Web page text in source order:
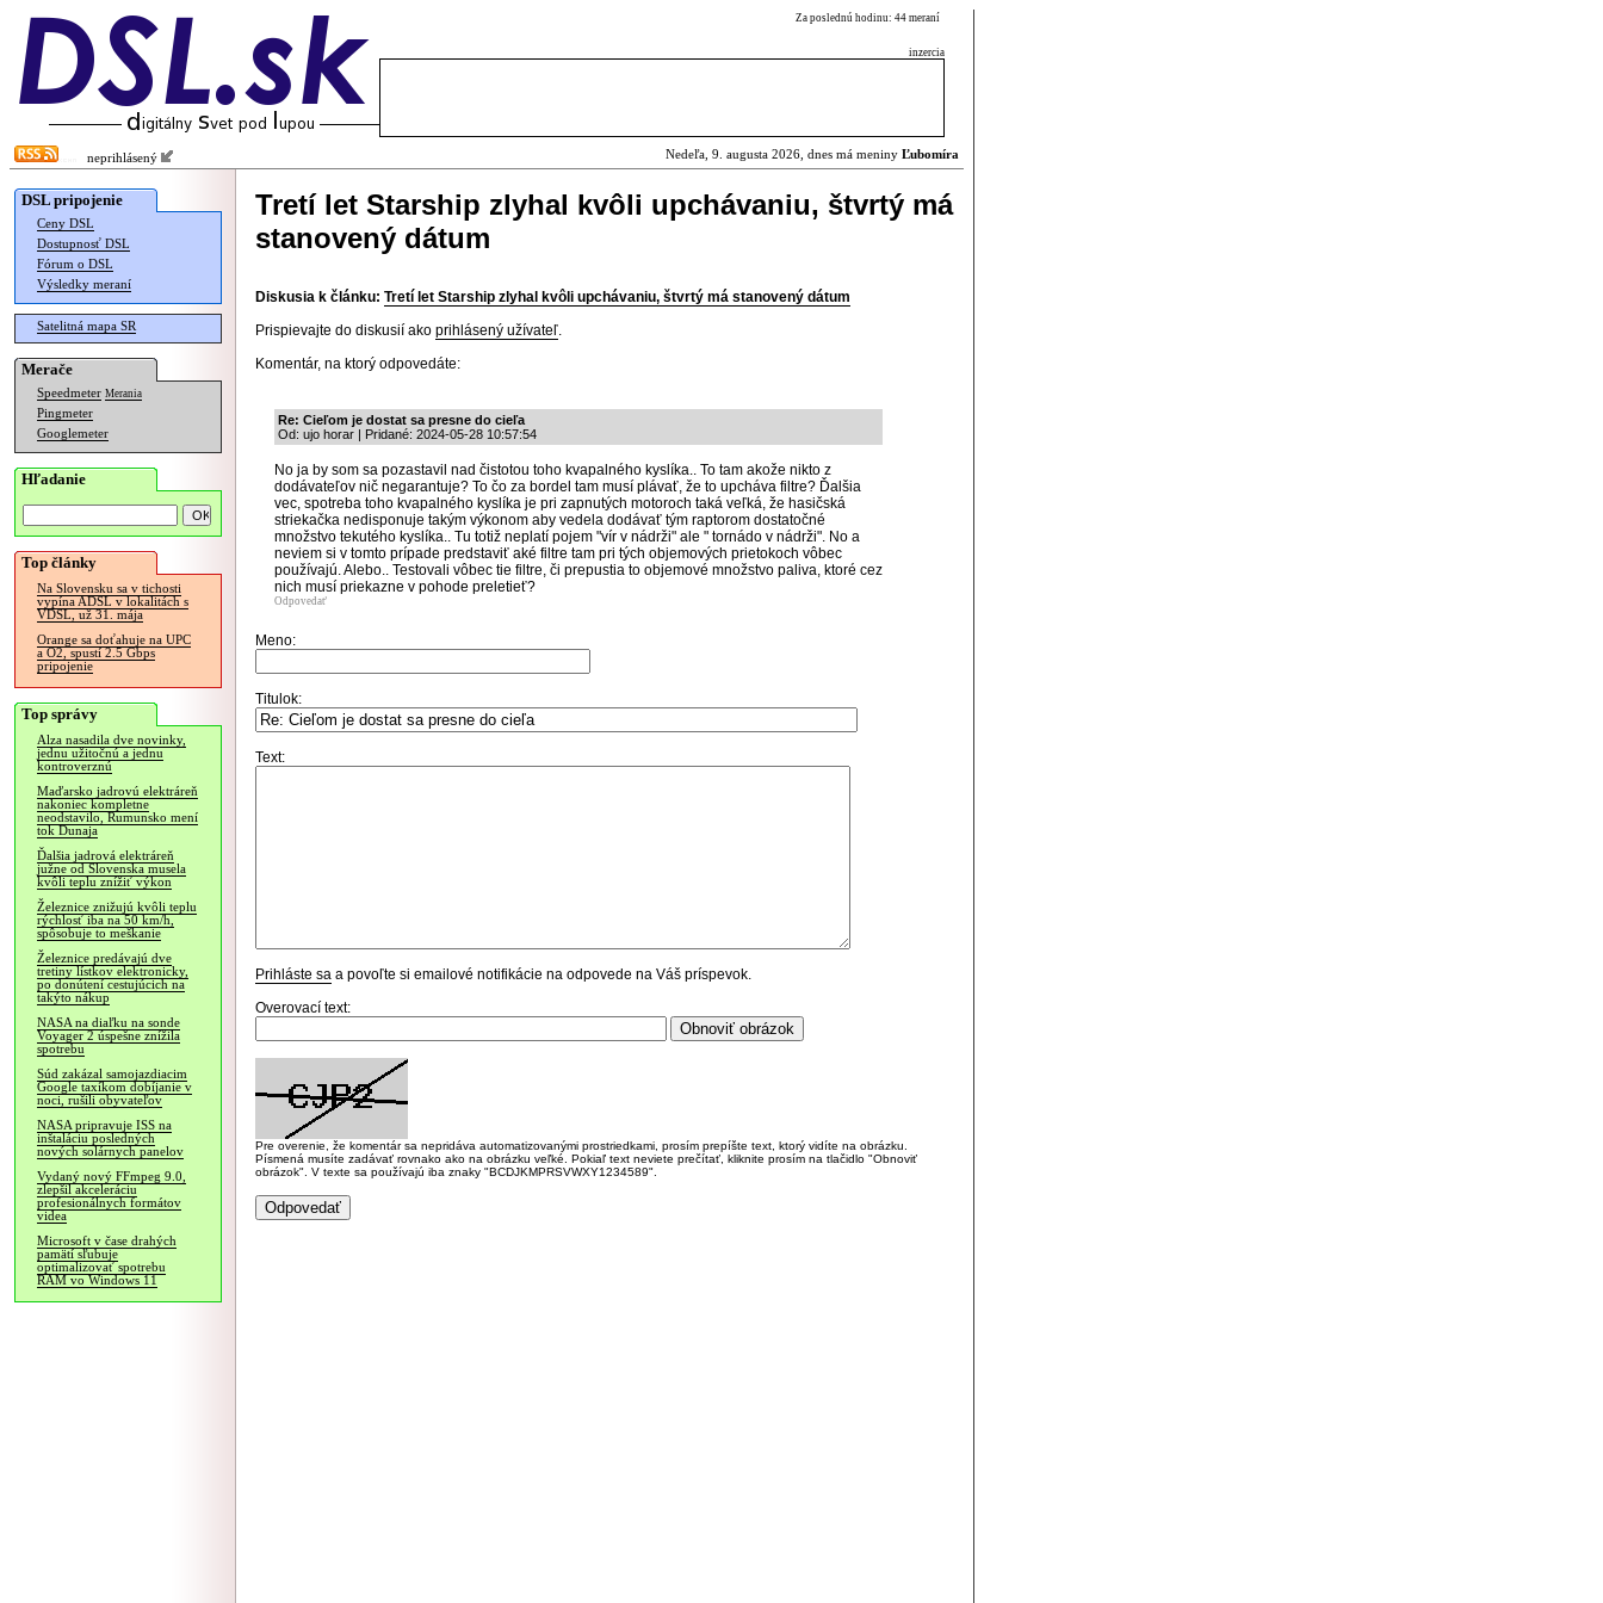
Za poslednú hodinu: 44 meraní
inzercia
neprihlásený Nedeľa, 9. augusta 2026, dnes má meniny Ľubomíra
DSL pripojenie
Ceny DSL
Dostupnosť DSL
Fórum o DSL
Výsledky meraní
Satelitná mapa SR
Merače
Speedmeter Merania
Pingmeter
Googlemeter
Hľadanie
Top články
Na Slovensku sa v tichosti
vypína ADSL v lokalitách s
VDSL, už 31. mája
Orange sa doťahuje na UPC
a O2, spustí 2.5 Gbps
pripojenie
Top správy
Alza nasadila dve novinky,
jednu užitočnú a jednu
kontroverznú
Maďarsko jadrovú elektráreň
nakoniec kompletne
neodstavilo, Rumunsko mení
tok Dunaja
Ďalšia jadrová elektráreň
južne od Slovenska musela
kvôli teplu znížiť výkon
Železnice znižujú kvôli teplu
rýchlosť iba na 50 km/h,
spôsobuje to meškanie
Železnice predávajú dve
tretiny lístkov elektronicky,
po donútení cestujúcich na
takýto nákup
NASA na diaľku na sonde
Voyager 2 úspešne znížila
spotrebu
Súd zakázal samojazdiacim
Google taxíkom dobíjanie v
noci, rušili obyvateľov
NASA pripravuje ISS na
inštaláciu posledných
nových solárnych panelov
Vydaný nový FFmpeg 9.0,
zlepšil akceleráciu
profesionálnych formátov
videa
Microsoft v čase drahých
pamätí sľubuje
optimalizovať spotrebu
RAM vo Windows 11
Tretí let Starship zlyhal kvôli upchávaniu, štvrtý má
stanovený dátum
Diskusia k článku: Tretí let Starship zlyhal kvôli upchávaniu, štvrtý má stanovený dátum
Prispievajte do diskusií ako prihlásený užívateľ.
Komentár, na ktorý odpovedáte:
Re: Cieľom je dostat sa presne do cieľa
Od: ujo horar | Pridané: 2024-05-28 10:57:54
No ja by som sa pozastavil nad čistotou toho kvapalného kyslíka.. To tam akože nikto z
dodávateľov nič negarantuje? To čo za bordel tam musí plávať, že to upcháva filtre? Ďalšia
vec, spotreba toho kvapalného kyslíka je pri zapnutých motoroch taká veľká, že hasičská
striekačka nedisponuje takým výkonom aby vedela dodávať tým raptorom dostatočné
množstvo tekutého kyslíka.. Tu totiž neplatí pojem "vír v nádrži" ale " tornádo v nádrži". No a
neviem si v tomto prípade predstaviť aké filtre tam pri tých objemových prietokoch vôbec
používajú. Alebo.. Testovali vôbec tie filtre, či prepustia to objemové množstvo paliva, ktoré cez
nich musí priekazne v pohode preletieť?
Odpovedať
Meno:
Titulok:
Text:
Prihláste sa a povoľte si emailové notifikácie na odpovede na Váš príspevok.
Overovací text:
Pre overenie, že komentár sa nepridáva automatizovanými prostriedkami, prosím prepíšte text, ktorý vidíte na obrázku.
Písmená musíte zadávať rovnako ako na obrázku veľké. Pokiaľ text neviete prečítať, kliknite prosím na tlačidlo "Obnoviť
obrázok". V texte sa používajú iba znaky "BCDJKMPRSVWXY1234589".